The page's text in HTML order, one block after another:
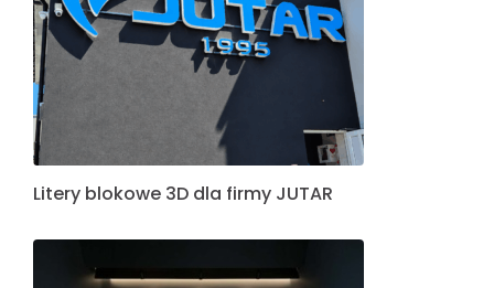
Litery blokowe 3D dla firmy JUTAR